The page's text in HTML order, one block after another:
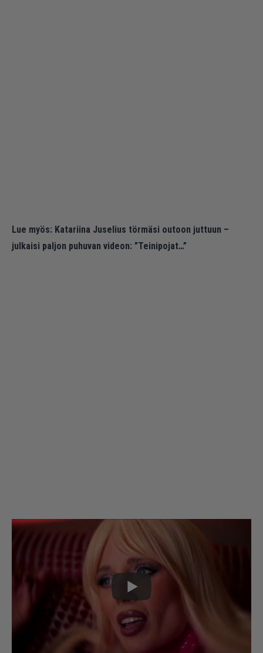
Lue myös: Katariina Juselius törmäsi outoon juttuun –
julkaisi paljon puhuvan videon: ”Teinipojat…”